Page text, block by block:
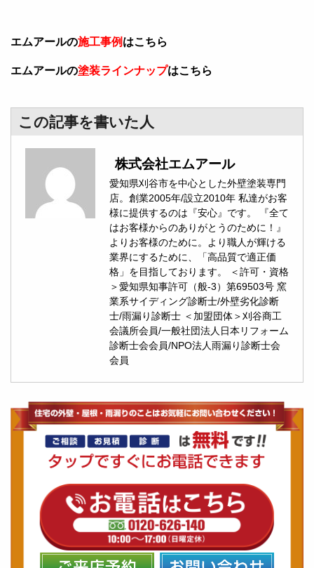
エムアールの施工事例 はこちら
エムアールの塗装ラインナップはこちら
この記事を書いた人
株式会社エムアール
愛知県刈谷市を中心とした外壁塗装専門
店。創業2005年/設立2010年 私達がお客
様に提供するのは『安心』です。 『全て
はお客様からのありがとうのために！』
よりお客様のために。より職人が輝ける
業界にするために、「高品質で適正価
格」を目指しております。 ＜許可・資格
＞愛知県知事許可（般-3）第69503号 窯
業系サイディング診断士/外壁劣化診断
士/雨漏り診断士 ＜加盟団体＞刈谷商工
会議所会員/一般社団法人日本リフォーム
診断士会会員/NPO法人雨漏り診断士会
会員